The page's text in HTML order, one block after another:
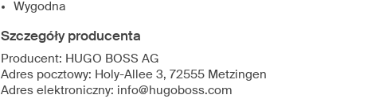
Wygodna
Szczegóły producenta
Producent: HUGO BOSS AG
Adres pocztowy: Holy-Allee 3, 72555 Metzingen
Adres elektroniczny: info@hugoboss.com